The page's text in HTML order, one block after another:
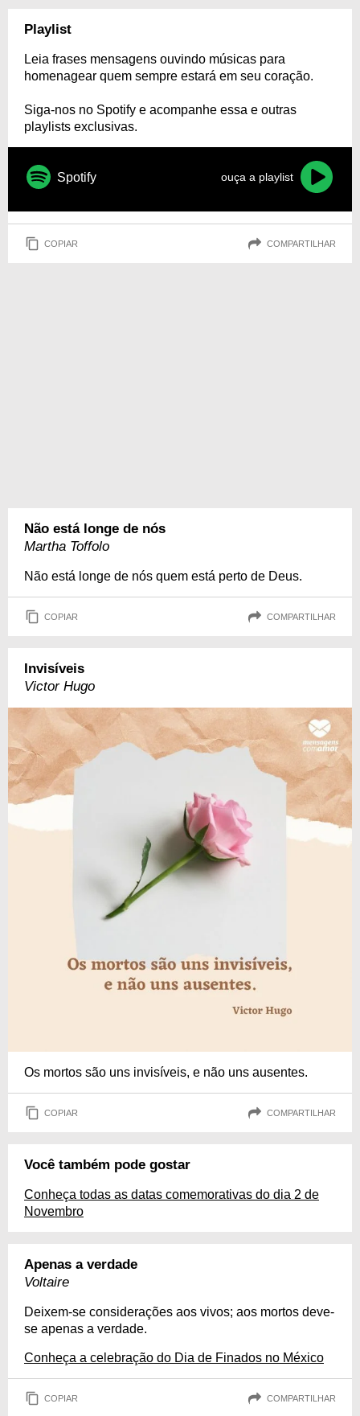
Playlist
Leia frases mensagens ouvindo músicas para
homenagear quem sempre estará em seu coração.
Siga-nos no Spotify e acompanhe essa e outras
playlists exclusivas.
Spotify ouça a playlist
COPIAR COMPARTILHAR
Não está longe de nós
Martha Toffolo
Não está longe de nós quem está perto de Deus.
COPIAR COMPARTILHAR
Invisíveis
Victor Hugo
Os mortos são uns invisíveis, e não uns ausentes.
COPIAR COMPARTILHAR
Você também pode gostar
Conheça todas as datas comemorativas do dia 2 de
Novembro
Apenas a verdade
Voltaire
Deixem-se considerações aos vivos; aos mortos deve-
se apenas a verdade.
Conheça a celebração do Dia de Finados no México
COPIAR COMPARTILHAR